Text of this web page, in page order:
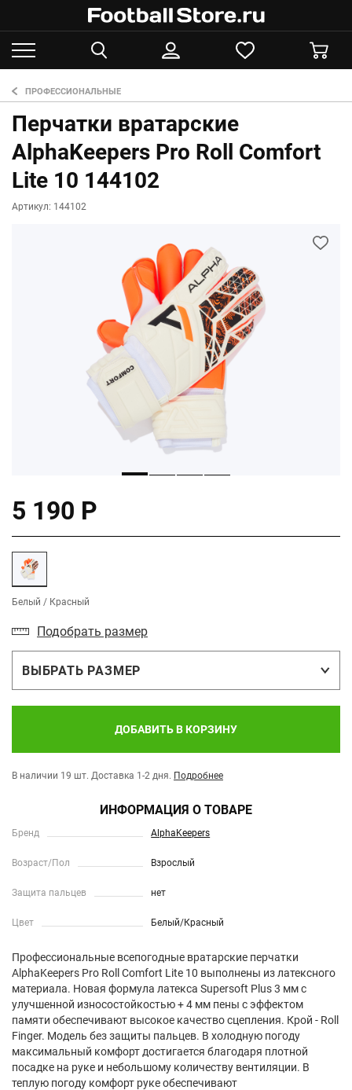
ПРОФЕССИОНАЛЬНЫЕ
Перчатки вратарские
AlphaKeepers Pro Roll Comfort
Lite 10 144102
Артикул: 144102
5 190 Р
Белый / Красный
Подобрать размер
ВЫБРАТЬ РАЗМЕР
ДОБАВИТЬ В КОРЗИНУ
В наличии 19 шт. Доставка 1-2 дня. Подробнее
ИНФОРМАЦИЯ О ТОВАРЕ
Бренд AlphaKeepers
Возраст/Пол Взрослый
Защита пальцев нет
Цвет Белый/Красный
Профессиональные всепогодные вратарские перчатки
AlphaKeepers Pro Roll Comfort Lite 10 выполнены из латексного
материала. Новая формула латекса Supersoft Plus 3 мм с
улучшенной износостойкостью + 4 мм пены с эффектом
памяти обеспечивают высокое качество сцепления. Крой - Roll
Finger. Модель без защиты пальцев. В холодную погоду
максимальный комфорт достигается благодаря плотной
посадке на руке и небольшому количеству вентиляции. В
теплую погоду комфорт руке обеспечивают